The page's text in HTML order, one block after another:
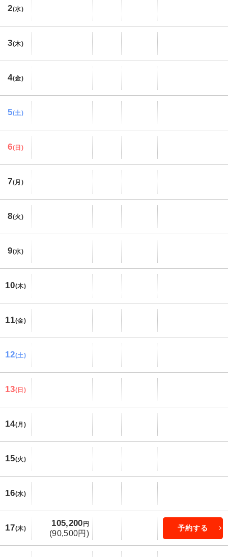
2(水)
3(木)
4(金)
5(土)
6(日)
7(月)
8(火)
9(水)
10(木)
11(金)
12(土)
13(日)
14(月)
15(火)
16(水)
17(木)
105,200円
(90,500円)
予約する